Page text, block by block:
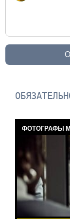
ФОТОГРАФЫ